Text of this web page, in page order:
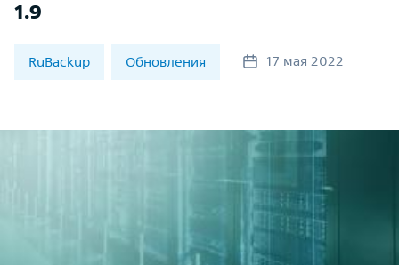
1.9
RuBackup Обновления 17 мая 2022